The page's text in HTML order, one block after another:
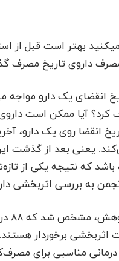
بهتر است قبل از
داروی تاریخ مصرف
انقضای یک دارو
کرد؟ آیا ممکن است
انقضا روی یک دارو،
یعنی بعد از گذشت
باشد که نتیجه یکی از
به بررسی
اثربخشی برخوردار
درمانی مناسبی برای